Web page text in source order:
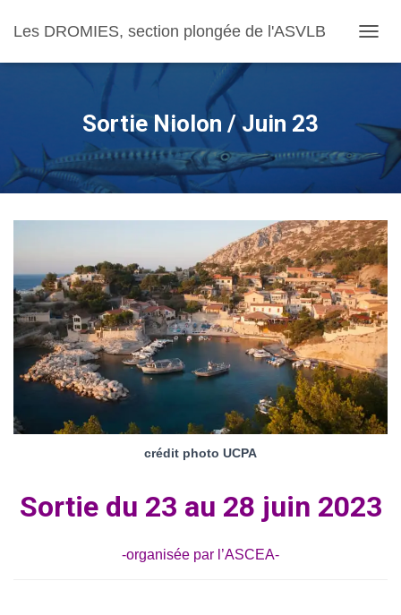
Les DROMIES, section plongée de l'ASVLB
Sortie Niolon / Juin 23
crédit photo UCPA
Sortie du 23 au 28 juin 2023
-organisée par l’ASCEA-